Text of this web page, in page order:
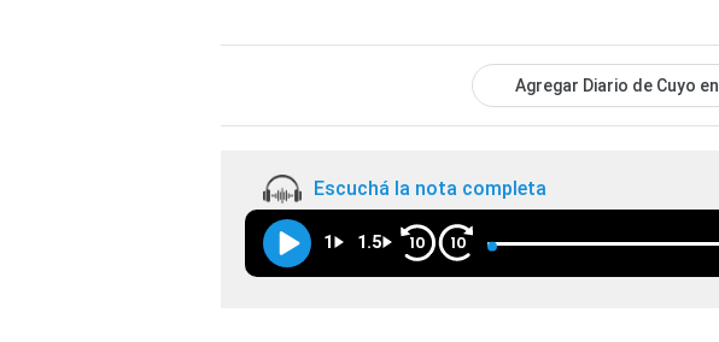
Agregar Diario de Cuyo en
Escuchá la nota completa
1 1.5 10 10